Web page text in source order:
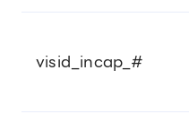
visid_incap_#